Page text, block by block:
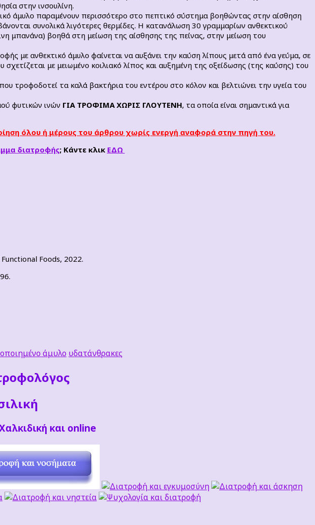
στην ινσουλίνη.
άμυλο παραμένουν περισσότερο στο πεπτικό σύστημα βοηθώντας στην αίσθηση
συνολικά λιγότερες θερμίδες. Η κατανάλωση 30 γραμμαρίων ανθεκτικού
μπανάνα) βοηθά στη μείωση της αίσθησης της πείνας, στην μείωση του
με ανθεκτικό άμυλο φαίνεται να αυξάνει την καύση λίπους μετά από ένα γεύμα, σε
με μειωμένο κοιλιακό λίπος και αυξημένη της οξείδωσης (της καύσης) του
τροφοδοτεί τα καλά βακτήρια του εντέρου στο κόλον και βελτιώνει την υγεία του
φυτικών ινών ΓΙΑ ΤΡΟΦΙΜΑ ΧΩΡΙΣ ΓΛΟΥΤΕΝΗ, τα οποία είναι σημαντικά για
όλου ή μέρους του άρθρου χωρίς ενεργή αναφορά στην πηγή του.
διατροφής; Κάντε κλικ ΕΔΩ
Foods, 2022.
άμυλο υδατάνθρακες
και online